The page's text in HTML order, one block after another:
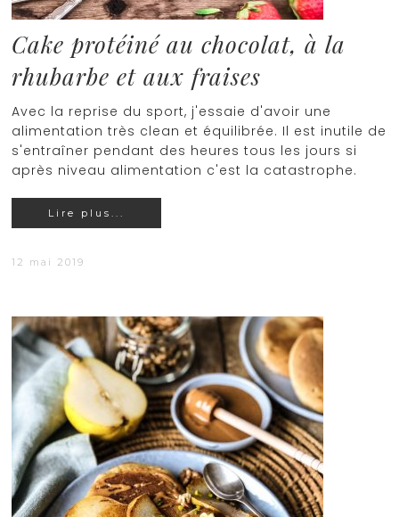
Cake protéiné au chocolat, à la
rhubarbe et aux fraises
Avec la reprise du sport, j'essaie d'avoir une
alimentation très clean et équilibrée. Il est inutile de
s'entraîner pendant des heures tous les jours si
après niveau alimentation c'est la catastrophe.
Lire plus...
12 mai 2019